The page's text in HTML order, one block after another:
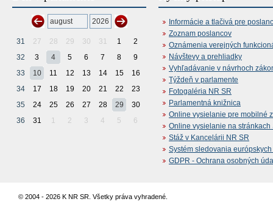
31 27 28 29 30 31 1
2
32
3 4 5 6 7 8
9
33
10 11 12 13 14 15
16
34
17 18 19 20 21 22
23
35
24 25 26 27 28 29
30
36
31 1 2 3 4 5 6
Informácie a tlačivá pre
Zoznam poslancov
Oznámenia verejných
Návštevy a prehliadky
Vyhľadávanie v návrhoch
Týždeň v parlamente
Fotogaléria NR SR
Parlamentná knižnica
Online vysielanie pre mobilné
Online vysielanie na stránkach
Stáž v Kancelárii NR SR
Systém sledovania
GDPR - Ochrana osobných
© 2004 - 2026 K NR SR. Všetky práva vyhradené.